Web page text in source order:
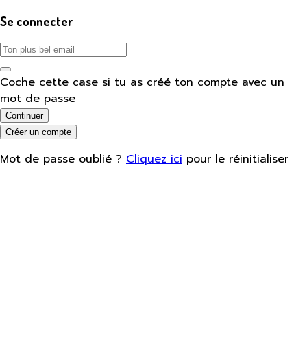
Se connecter
Coche cette case si tu as créé ton compte avec un
mot de passe
Continuer
Créer un compte
Mot de passe oublié ? Cliquez ici pour le réinitialiser